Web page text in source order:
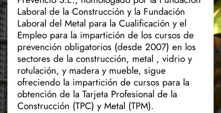
Laboral de la Construcción y la Fundación
Laboral del Metal para la Cualificación y el
Empleo para la impartición de los cursos de
prevención obligatorios (desde 2007) en los
sectores de la construcción, metal , vidrio y
rotulación, y madera y mueble, sigue
ofreciendo la impartición de cursos para la
obtención de la Tarjeta Profesional de la
Construcción (TPC) y Metal (TPM).